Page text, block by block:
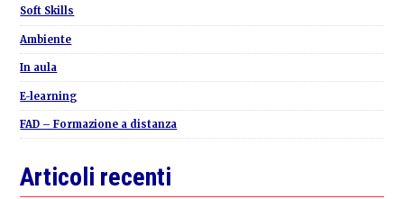
Soft Skills
Ambiente
In aula
E-learning
FAD – Formazione a distanza
Articoli recenti